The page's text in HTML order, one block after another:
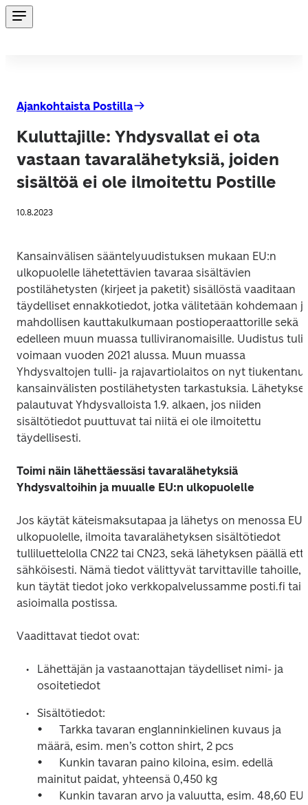
Ajankohtaista Postilla
Kuluttajille: Yhdysvallat ei ota
vastaan tavaralähetyksiä, joiden
sisältöä ei ole ilmoitettu Postille
10.8.2023
Kansainvälisen sääntelyuudistuksen mukaan EU:n
ulkopuolelle lähetettävien tavaraa sisältävien
postilähetysten (kirjeet ja paketit) sisällöstä vaaditaan
täydelliset ennakkotiedot, jotka välitetään kohdemaan
mahdollisen kauttakulkumaan postioperaattorille sekä
edelleen muun muassa tulliviranomaisille. Uudistus tuli
voimaan vuoden 2021 alussa. Muun muassa
Yhdysvaltojen tulli- ja rajavartiolaitos on nyt tiukentanut
kansainvälisten postilähetysten tarkastuksia. Lähetykset
palautuvat Yhdysvalloista 1.9. alkaen, jos niiden
sisältötiedot puuttuvat tai niitä ei ole ilmoitettu
täydellisesti.
Toimi näin lähettäessäsi tavaralähetyksiä
Yhdysvaltoihin ja muualle EU:n ulkopuolelle
Jos käytät käteismaksutapaa ja lähetys on menossa
ulkopuolelle, ilmoita tavaralähetyksen sisältötiedot
tulliluettelolla CN22 tai CN23, sekä lähetyksen päällä
sähköisesti. Nämä tiedot välittyvät tarvittaville tahoille,
kun täytät tiedot joko verkkopalvelussamme posti.fi tai
asioimalla postissa.
Lähettäjän ja vastaanottajan täydelliset nimi- ja
Sisältötiedot:
•	Tarkka tavaran englanninkielinen kuvaus ja
määrä, esim. men’s cotton shirt, 2 pcs
•	Kunkin tavaran paino kiloina, esim. edellä
mainitut paidat, yhteensä 0,450 kg
•	Kunkin tavaran arvo ja valuutta, esim. 48,60 EUR